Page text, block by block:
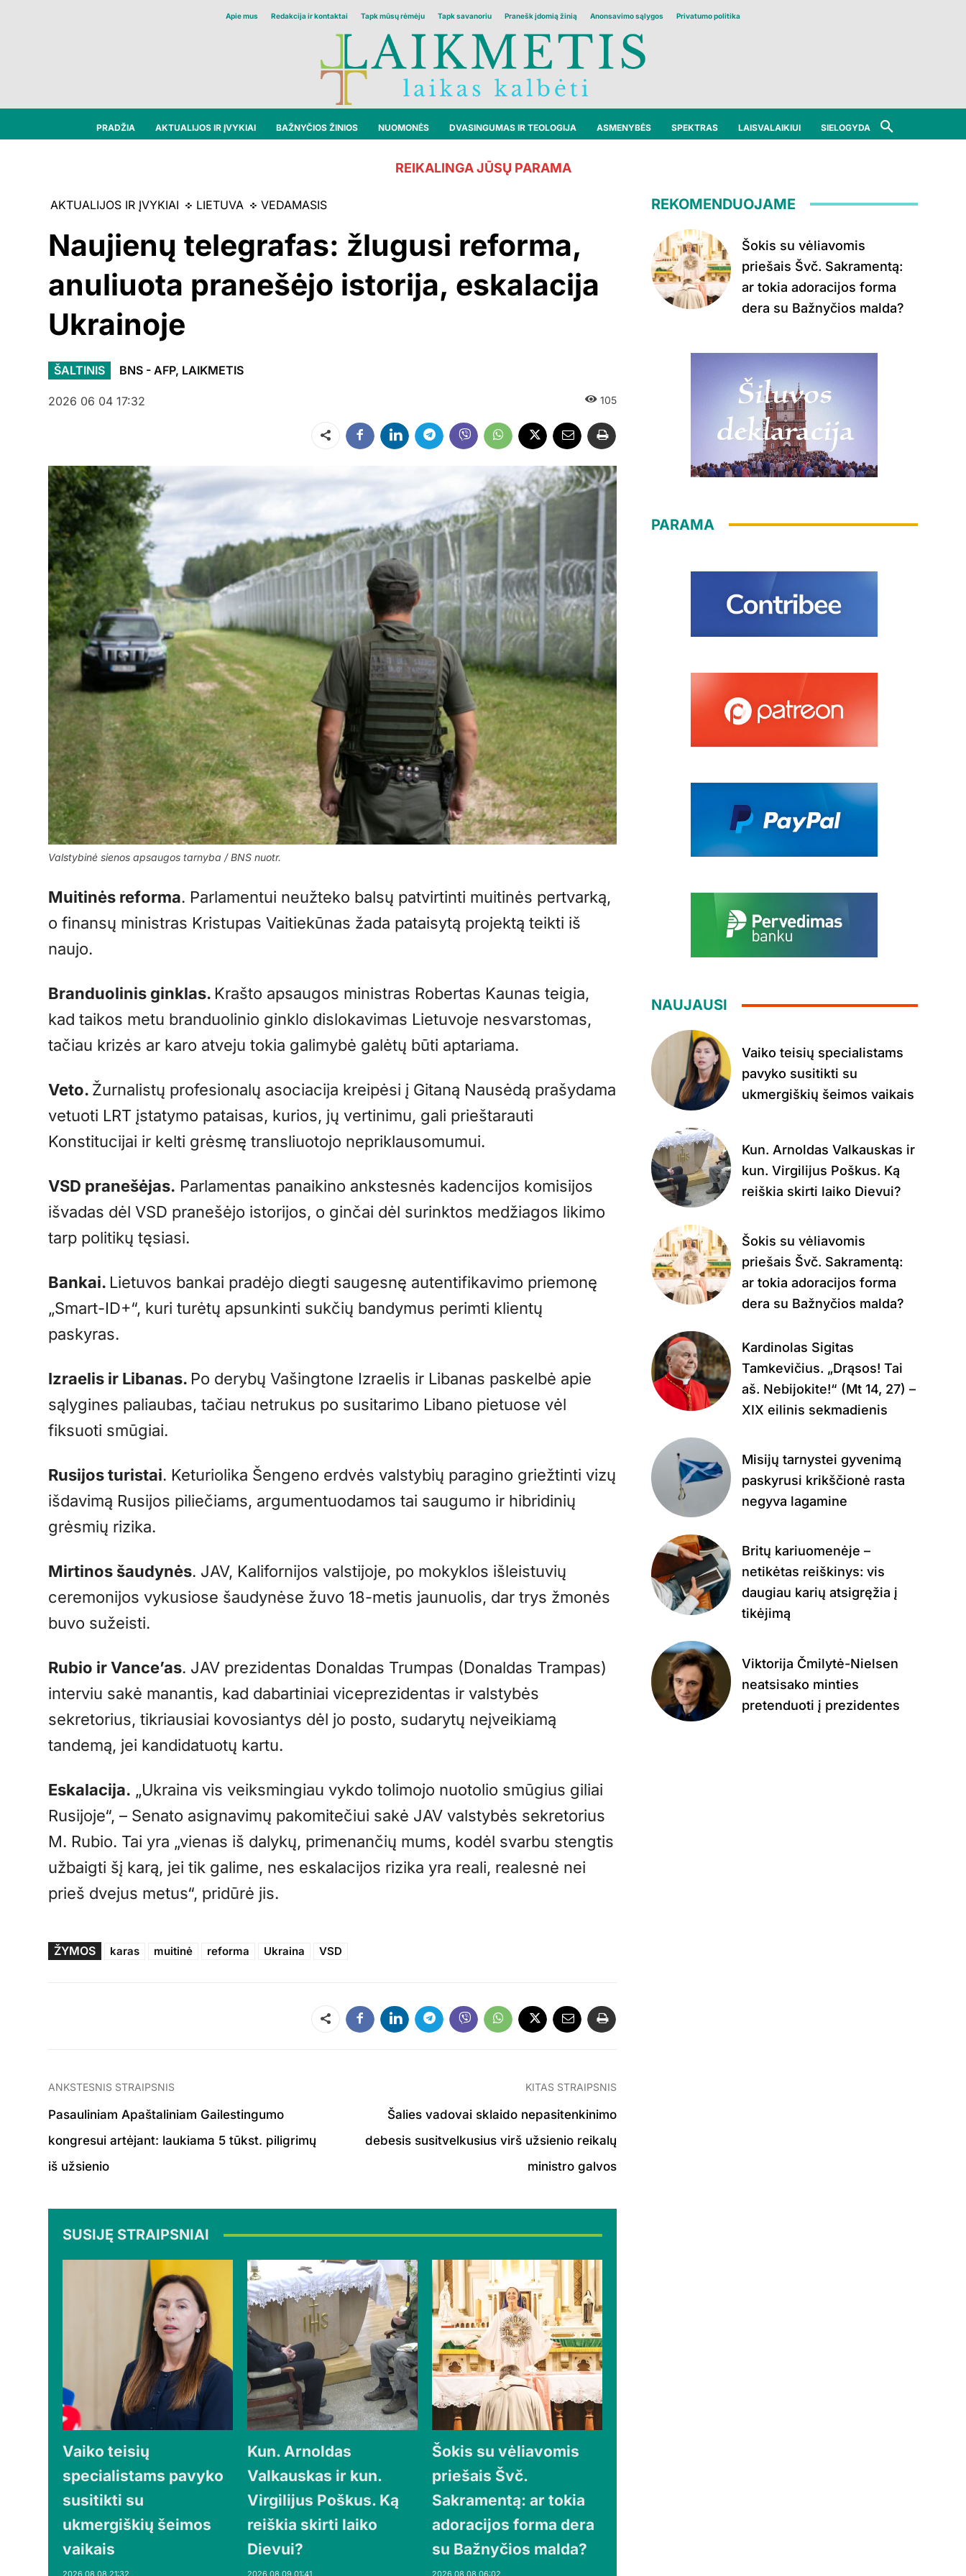
Apie mus Redakcija ir kontaktai Tapk mūsų rėmėju Tapk savanoriu Pranešk įdomią žinią Anonsavimo sąlygos Privatumo politika
PRADŽIA AKTUALIJOS IR ĮVYKIAI BAŽNYČIOS ŽINIOS NUOMONĖS DVASINGUMAS IR TEOLOGIJA ASMENYBĖS SPEKTRAS LAISVALAIKIUI SIELOGYDA
REIKALINGA JŪSŲ PARAMA
AKTUALIJOS IR ĮVYKIAI LIETUVA VEDAMASIS
Naujienų telegrafas: žlugusi reforma,
anuliuota pranešėjo istorija, eskalacija
Ukrainoje
ŠALTINIS BNS - AFP, LAIKMETIS
2026 06 04 17:32 105
Dalintis
Valstybinė sienos apsaugos tarnyba / BNS nuotr.
Muitinės reforma. Parlamentui neužteko balsų patvirtinti muitinės pertvarką,
o finansų ministras Kristupas Vaitiekūnas žada pataisytą projektą teikti iš
naujo.
Branduolinis ginklas. Krašto apsaugos ministras Robertas Kaunas teigia,
kad taikos metu branduolinio ginklo dislokavimas Lietuvoje nesvarstomas,
tačiau krizės ar karo atveju tokia galimybė galėtų būti aptariama.
Veto. Žurnalistų profesionalų asociacija kreipėsi į Gitaną Nausėdą prašydama
vetuoti LRT įstatymo pataisas, kurios, jų vertinimu, gali prieštarauti
Konstitucijai ir kelti grėsmę transliuotojo nepriklausomumui.
VSD pranešėjas. Parlamentas panaikino ankstesnės kadencijos komisijos
išvadas dėl VSD pranešėjo istorijos, o ginčai dėl surinktos medžiagos likimo
tarp politikų tęsiasi.
Bankai. Lietuvos bankai pradėjo diegti saugesnę autentifikavimo priemonę
„Smart-ID+“, kuri turėtų apsunkinti sukčių bandymus perimti klientų
paskyras.
Izraelis ir Libanas. Po derybų Vašingtone Izraelis ir Libanas paskelbė apie
sąlygines paliaubas, tačiau netrukus po susitarimo Libano pietuose vėl
fiksuoti smūgiai.
Rusijos turistai. Keturiolika Šengeno erdvės valstybių paragino griežtinti vizų
išdavimą Rusijos piliečiams, argumentuodamos tai saugumo ir hibridinių
grėsmių rizika.
Mirtinos šaudynės. JAV, Kalifornijos valstijoje, po mokyklos išleistuvių
ceremonijos vykusiose šaudynėse žuvo 18-metis jaunuolis, dar trys žmonės
buvo sužeisti.
Rubio ir Vance’as. JAV prezidentas Donaldas Trumpas (Donaldas Trampas)
interviu sakė manantis, kad dabartiniai viceprezidentas ir valstybės
sekretorius, tikriausiai kovosiantys dėl jo posto, sudarytų neįveikiamą
tandemą, jei kandidatuotų kartu.
Eskalacija. „Ukraina vis veiksmingiau vykdo tolimojo nuotolio smūgius giliai
Rusijoje“, – Senato asignavimų pakomitečiui sakė JAV valstybės sekretorius
M. Rubio. Tai yra „vienas iš dalykų, primenančių mums, kodėl svarbu stengtis
užbaigti šį karą, jei tik galime, nes eskalacijos rizika yra reali, realesnė nei
prieš dvejus metus“, pridūrė jis.
ŽYMOS karas muitinė reforma Ukraina VSD
Dalintis
ANKSTESNIS STRAIPSNIS
Pasauliniam Apaštaliniam Gailestingumo
kongresui artėjant: laukiama 5 tūkst. piligrimų
iš užsienio
KITAS STRAIPSNIS
Šalies vadovai sklaido nepasitenkinimo
debesis susitvelkusius virš užsienio reikalų
ministro galvos
SUSIJĘ STRAIPSNIAI
Vaiko teisių
specialistams pavyko
susitikti su
ukmergiškių šeimos
vaikais
2026 08 08 21:32
Kun. Arnoldas
Valkauskas ir kun.
Virgilijus Poškus. Ką
reiškia skirti laiko
Dievui?
2026 08 09 01:41
Šokis su vėliavomis
priešais Švč.
Sakramentą: ar tokia
adoracijos forma dera
su Bažnyčios malda?
2026 08 08 06:02
REKOMENDUOJAME
Šokis su vėliavomis
priešais Švč. Sakramentą:
ar tokia adoracijos forma
dera su Bažnyčios malda?
PARAMA
NAUJAUSI
Vaiko teisių specialistams
pavyko susitikti su
ukmergiškių šeimos vaikais
Kun. Arnoldas Valkauskas ir
kun. Virgilijus Poškus. Ką
reiškia skirti laiko Dievui?
Šokis su vėliavomis
priešais Švč. Sakramentą:
ar tokia adoracijos forma
dera su Bažnyčios malda?
Kardinolas Sigitas
Tamkevičius. „Drąsos! Tai
aš. Nebijokite!“ (Mt 14, 27) –
XIX eilinis sekmadienis
Misijų tarnystei gyvenimą
paskyrusi krikščionė rasta
negyva lagamine
Britų kariuomenėje –
netikėtas reiškinys: vis
daugiau karių atsigręžia į
tikėjimą
Viktorija Čmilytė-Nielsen
neatsisako minties
pretenduoti į prezidentes